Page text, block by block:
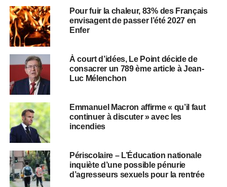
Pour fuir la chaleur, 83% des Français
envisagent de passer l’été 2027 en
Enfer
À court d’idées, Le Point décide de
consacrer un 789 ème article à Jean-
Luc Mélenchon
Emmanuel Macron affirme « qu’il faut
continuer à discuter » avec les
incendies
Périscolaire – L’Éducation nationale
inquiète d’une possible pénurie
d’agresseurs sexuels pour la rentrée